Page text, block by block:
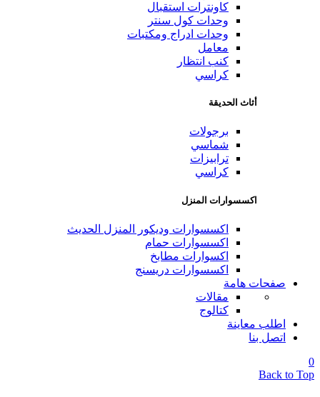
كاونترات استقبال
وحدات كول سنتر
وحدات ادراج ومكتبات
معامل
كنب انتظار
كراسي
أثاث الحديقة
برجولات
شماسي
ترابيزات
كراسي
اكسسوارات المنزل
اكسسوارات وديكور المنزل الحديث
اكسسوارات حمام
اكسوارات مطابخ
اكسسوارات دريسنج
صفحات هامة
مقالات
كتالوج
اطلب معاينة
اتصل بنا
0
Back to Top